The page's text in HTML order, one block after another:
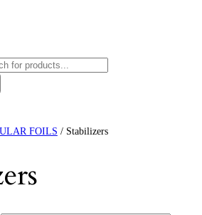
FOILS / Stabilizers